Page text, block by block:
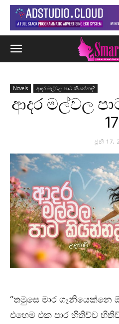
Novels ආදර මල්වල පාට කියන්නද?
ආදර මල්වල
17
ජූනි 17,
“තමුසෙ මාර
එහෙම එක පාර හිතිච්ච